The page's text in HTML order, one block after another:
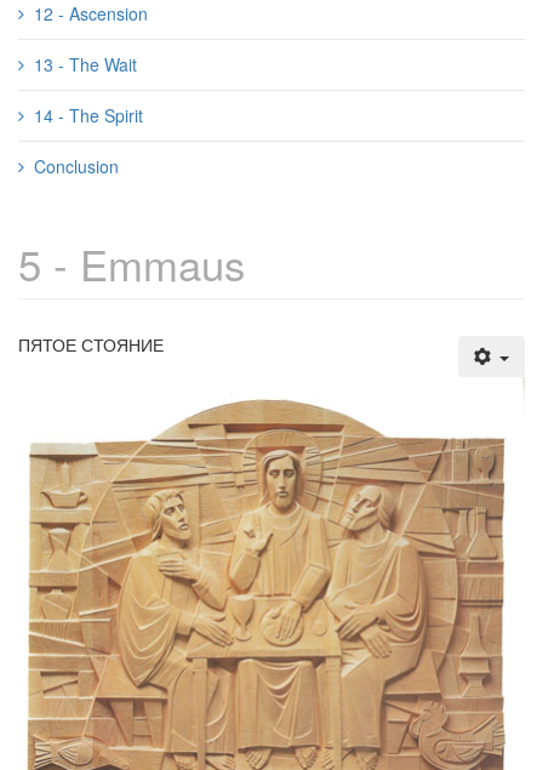
12 - Ascension
13 - The Wait
14 - The Spirit
Conclusion
5 - Emmaus
ПЯТОЕ СТОЯНИЕ